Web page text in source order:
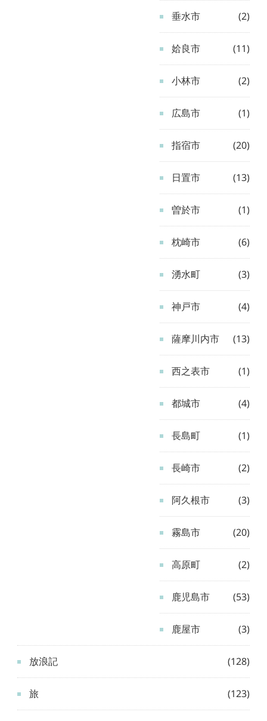
垂水市 (2)
姶良市 (11)
小林市 (2)
広島市 (1)
指宿市 (20)
日置市 (13)
曽於市 (1)
枕崎市 (6)
湧水町 (3)
神戸市 (4)
薩摩川内市 (13)
西之表市 (1)
都城市 (4)
長島町 (1)
長崎市 (2)
阿久根市 (3)
霧島市 (20)
高原町 (2)
鹿児島市 (53)
鹿屋市 (3)
放浪記 (128)
旅 (123)